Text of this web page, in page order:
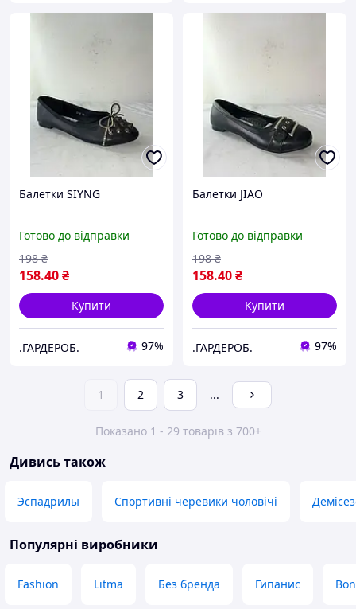
Балетки SIYNG
Готово до відправки
158.40₴
198 ₴
Купити
.ГАРДЕРОБ. 97%
Балетки JIAO
Готово до відправки
158.40₴
198 ₴
Купити
.ГАРДЕРОБ. 97%
1 2 3 ...
Показано 1 - 29 товарів з 700+
Дивись також
Эспадрилы Спортивні черевики чоловічі
Популярні виробники
Fashion Litma Без бренда Гипанис